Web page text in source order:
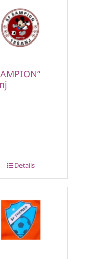
Details